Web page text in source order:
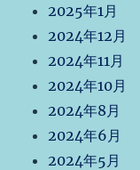
2025年1月
2024年12月
2024年11月
2024年10月
2024年8月
2024年6月
2024年5月